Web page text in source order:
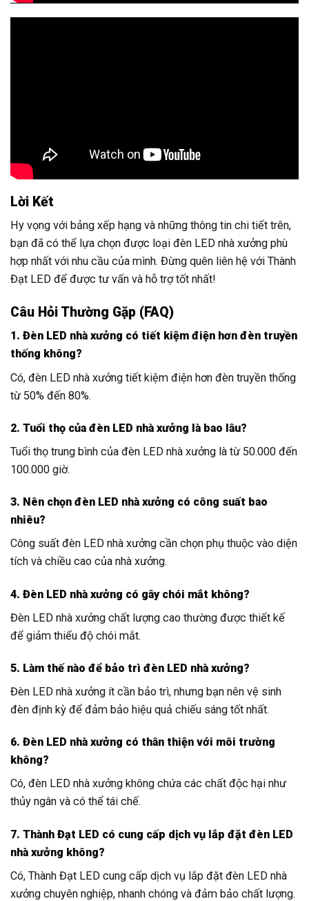
Lời Kết
Hy vọng với bảng xếp hạng và những thông tin chi tiết trên,
bạn đã có thể lựa chọn được loại đèn LED nhà xưởng phù
hợp nhất với nhu cầu của mình. Đừng quên liên hệ với Thành
Đạt LED để được tư vấn và hỗ trợ tốt nhất!
Câu Hỏi Thường Gặp (FAQ)
1. Đèn LED nhà xưởng có tiết kiệm điện hơn đèn truyền
thống không?
Có, đèn LED nhà xưởng tiết kiệm điện hơn đèn truyền thống
từ 50% đến 80%.
2. Tuổi thọ của đèn LED nhà xưởng là bao lâu?
Tuổi thọ trung bình của đèn LED nhà xưởng là từ 50.000 đến
100.000 giờ.
3. Nên chọn đèn LED nhà xưởng có công suất bao
nhiêu?
Công suất đèn LED nhà xưởng cần chọn phụ thuộc vào diện
tích và chiều cao của nhà xưởng.
4. Đèn LED nhà xưởng có gây chói mắt không?
Đèn LED nhà xưởng chất lượng cao thường được thiết kế
để giảm thiểu độ chói mắt.
5. Làm thế nào để bảo trì đèn LED nhà xưởng?
Đèn LED nhà xưởng ít cần bảo trì, nhưng bạn nên vệ sinh
đèn định kỳ để đảm bảo hiệu quả chiếu sáng tốt nhất.
6. Đèn LED nhà xưởng có thân thiện với môi trường
không?
Có, đèn LED nhà xưởng không chứa các chất độc hại như
thủy ngân và có thể tái chế.
7. Thành Đạt LED có cung cấp dịch vụ lắp đặt đèn LED
nhà xưởng không?
Có, Thành Đạt LED cung cấp dịch vụ lắp đặt đèn LED nhà
xưởng chuyên nghiệp, nhanh chóng và đảm bảo chất lượng.